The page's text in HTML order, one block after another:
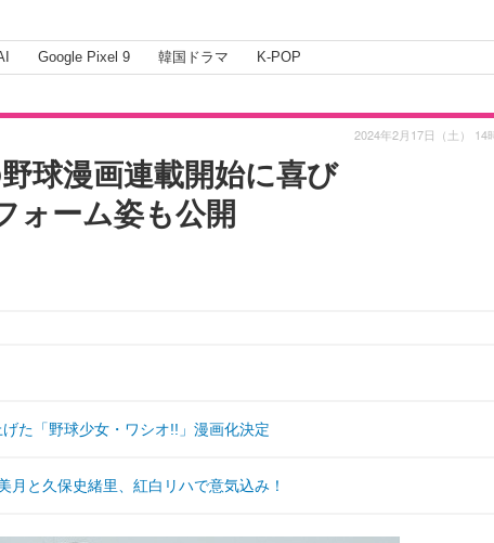
Google Pixel 9 韓国ドラマ K-POP
球漫画連載開始に喜び
ォーム姿も公開
2024年2月17日（土） 14
た「野球少女・ワシオ!!」漫画化決定
月と久保史緒里、紅白リハで意気込み！